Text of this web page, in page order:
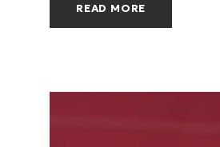
READ MORE